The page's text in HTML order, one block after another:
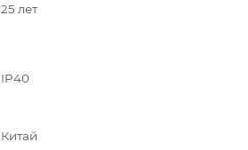
25 лет
IP40
Китай